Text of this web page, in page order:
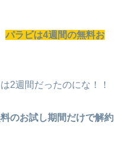
パラビは4週間の無料お
2週間だったのにな！！
のお試し期間だけで解約